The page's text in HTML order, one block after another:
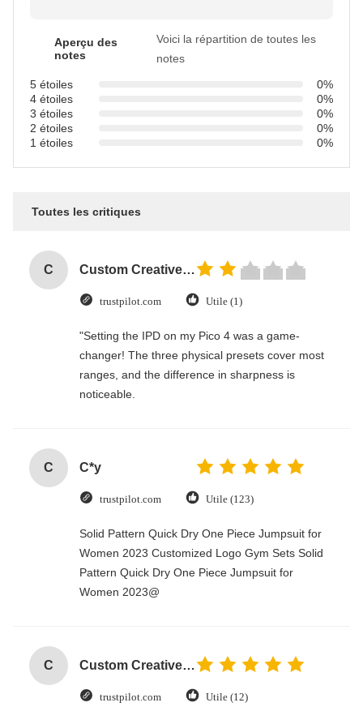
Aperçu des
notes
Voici la répartition de toutes les
notes
5 étoiles
0%
4 étoiles
0%
3 étoiles
0%
2 étoiles
0%
1 étoiles
0%
Toutes les critiques
C Custom Creative Goodie Christmas Kraft Paper Gift Bag with Your Own Logo for Xmas Decorative Party
trustpilot.com Utile (1)
"Setting the IPD on my Pico 4 was a game-
changer! The three physical presets cover most
ranges, and the difference in sharpness is
noticeable.
C C*y
trustpilot.com Utile (123)
Solid Pattern Quick Dry One Piece Jumpsuit for
Women 2023 Customized Logo Gym Sets Solid
Pattern Quick Dry One Piece Jumpsuit for
Women 2023@
C Custom Creative Goodie Christmas Kraft Paper Gift Bag with Your Own Logo for Xmas Decorative Party
trustpilot.com Utile (12)